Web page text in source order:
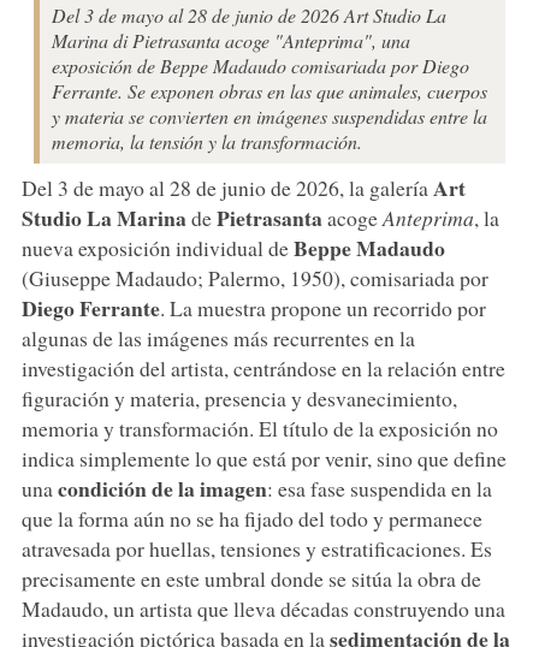
Del 3 de mayo al 28 de junio de 2026 Art Studio La
Marina di Pietrasanta acoge "Anteprima", una
exposición de Beppe Madaudo comisariada por Diego
Ferrante. Se exponen obras en las que animales, cuerpos
y materia se convierten en imágenes suspendidas entre la
memoria, la tensión y la transformación.
Del 3 de mayo al 28 de junio de 2026, la galería Art
Studio La MarinadePietrasantaacogeAnteprima, la
nueva exposición individual deBeppe Madaudo
(Giuseppe Madaudo; Palermo, 1950), comisariada por
Diego Ferrante. La muestra propone un recorrido por
algunas de las imágenes más recurrentes en la
investigación del artista, centrándose en la relación entre
figuración y materia, presencia y desvanecimiento,
memoria y transformación. El título de la exposición no
indica simplemente lo que está por venir, sino que define
una condición de la imagen: esa fase suspendida en la
que la forma aún no se ha fijado del todo y permanece
atravesada por huellas, tensiones y estratificaciones. Es
precisamente en este umbral donde se sitúa la obra de
Madaudo, un artista que lleva décadas construyendo una
investigación pictórica basada en la sedimentación de la